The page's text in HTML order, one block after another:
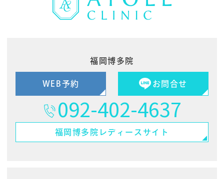
福岡博多院
WEB予約 お問合せ
092-402-4637
福岡博多院 レディースサイト